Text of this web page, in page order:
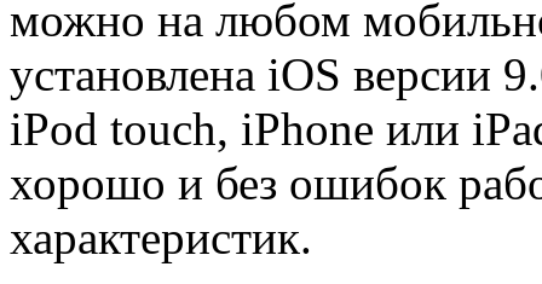
можно на любом
установлена iOS версии
iPod touch, iPhone или
хорошо и без ошибок
характеристик.